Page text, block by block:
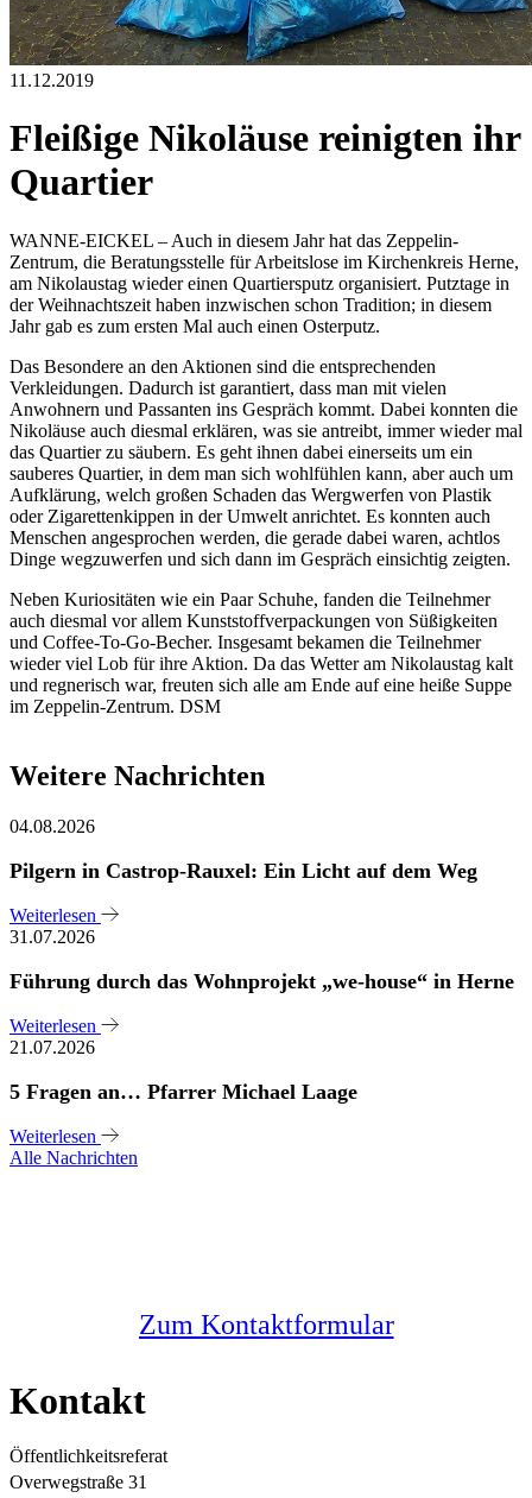
11.12.2019
Fleißige Nikoläuse reinigten ihr
Quartier
WANNE-EICKEL – Auch in diesem Jahr hat das Zeppelin-
Zentrum, die Beratungsstelle für Arbeitslose im Kirchenkreis Herne,
am Nikolaustag wieder einen Quartiersputz organisiert. Putztage in
der Weihnachtszeit haben inzwischen schon Tradition; in diesem
Jahr gab es zum ersten Mal auch einen Osterputz.
Das Besondere an den Aktionen sind die entsprechenden
Verkleidungen. Dadurch ist garantiert, dass man mit vielen
Anwohnern und Passanten ins Gespräch kommt. Dabei konnten die
Nikoläuse auch diesmal erklären, was sie antreibt, immer wieder mal
das Quartier zu säubern. Es geht ihnen dabei einerseits um ein
sauberes Quartier, in dem man sich wohlfühlen kann, aber auch um
Aufklärung, welch großen Schaden das Wergwerfen von Plastik
oder Zigarettenkippen in der Umwelt anrichtet. Es konnten auch
Menschen angesprochen werden, die gerade dabei waren, achtlos
Dinge wegzuwerfen und sich dann im Gespräch einsichtig zeigten.
Neben Kuriositäten wie ein Paar Schuhe, fanden die Teilnehmer
auch diesmal vor allem Kunststoffverpackungen von Süßigkeiten
und Coffee-To-Go-Becher. Insgesamt bekamen die Teilnehmer
wieder viel Lob für ihre Aktion. Da das Wetter am Nikolaustag kalt
und regnerisch war, freuten sich alle am Ende auf eine heiße Suppe
im Zeppelin-Zentrum. DSM
Weitere Nachrichten
04.08.2026
Pilgern in Castrop-Rauxel: Ein Licht auf dem Weg
Weiterlesen
31.07.2026
Führung durch das Wohnprojekt „we-house“ in Herne
Weiterlesen
21.07.2026
5 Fragen an… Pfarrer Michael Laage
Weiterlesen
Alle Nachrichten
Zum Kontaktformular
Kontakt
Öffentlichkeitsreferat
Overwegstraße 31